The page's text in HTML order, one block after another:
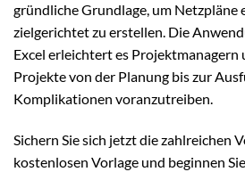
gründliche Grundlage, um Netzpläne
zielgerichtet zu erstellen. Die
Excel erleichtert es Projektmanagern
Projekte von der Planung bis zur
Komplikationen voranzutreiben.
Sichern Sie sich jetzt die zahlreichen
kostenlosen Vorlage und beginnen